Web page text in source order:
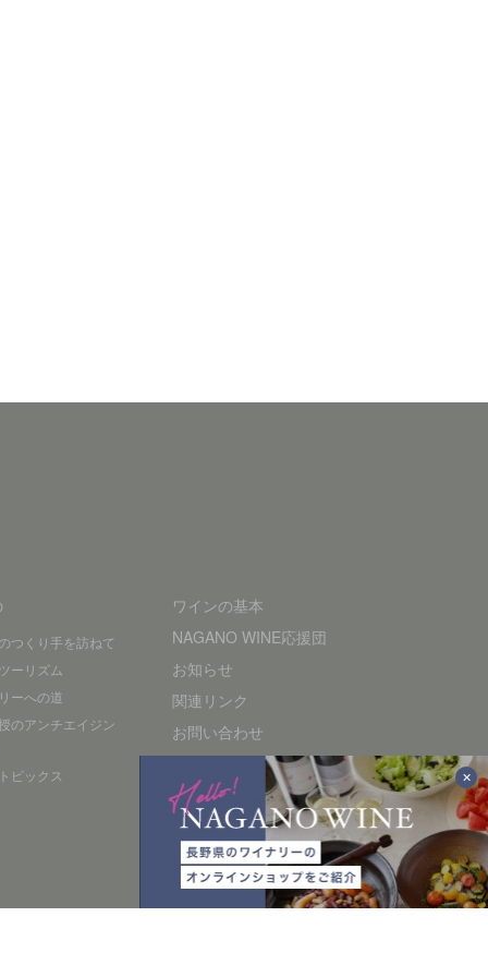
つくり手を訪ねて
ーリズム
ーへの道
のアンチエイジン
ピックス
ワインの基本
NAGANO WINE応援団
お知らせ
関連リンク
お問い合わせ
プライバシーポリシー